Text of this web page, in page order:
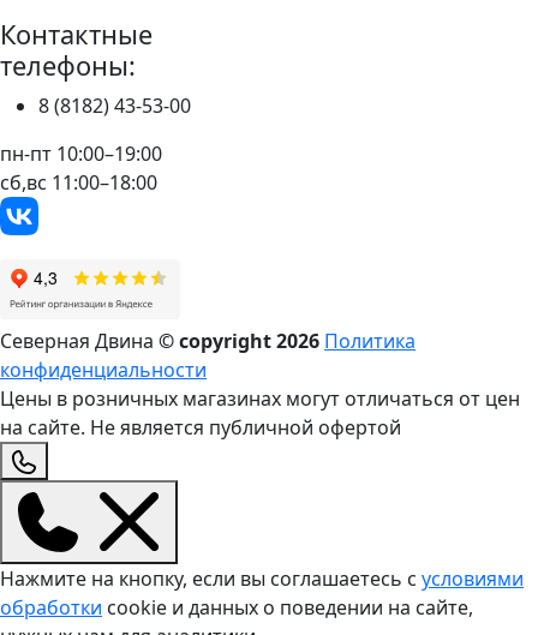
Контактные
телефоны:
8 (8182) 43-53-00
пн-пт 10:00–19:00
сб,вс 11:00–18:00
Северная Двина © copyright2026 Политика
конфиденциальности
Цены в розничных магазинах могут отличаться от цен
на сайте. Не является публичной офертой
Нажмите на кнопку, если вы соглашаетесь с условиями
обработки cookie и данных о поведении на сайте,